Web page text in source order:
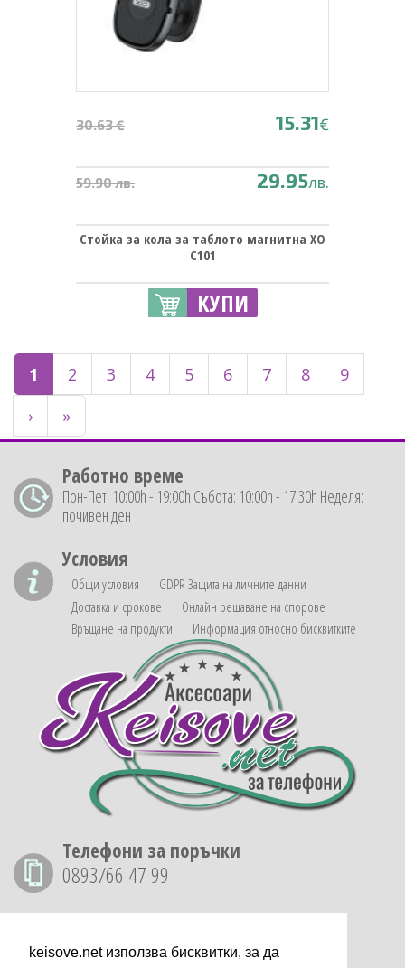
keisove.net използва бисквитки, за да
30.63 € 15.31€
59.90 лв. 29.95лв.
Стойка за кола за таблото магнитна XO
C101
КУПИ
1 2 3 4 5 6 7 8
9
›
»
Работно време
Пон-Пет: 10:00h - 19:00h Събота: 10:00h - 17:30h Неделя:
почивен ден
Условия
Общи условия
GDPR Защита на личните данни
Доставка и срокове
Онлайн решаване на спорове
Връщане на продукти
Информация относно бисквитките
Телефони за поръчки
0893/66 47 99
6,95лв.